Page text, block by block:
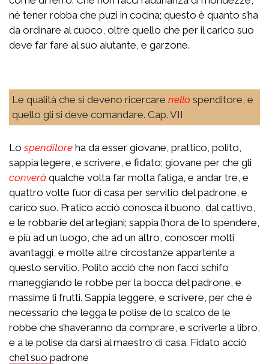
né tener robba che puzi in cocina; questo è quanto s’ha
da ordinare al cuoco, oltre quello che per il carico suo
deve far fare al suo aiutante, e garzone.
Le qualità che si deveno ricercare nello spenditore, e
quello gli si deve comandare. Cap. VII
Lospenditore ha da esser giovane, prattico, polito,
sappia legere, e scrivere, e fidato; giovane per che gli
converà qualche volta far molta fatiga, e andar tre, e
quattro volte fuor di casa per servitio del padrone, e
carico suo. Pratico acciò conosca il buono, dal cattivo,
e le robbarie del artegiani; sappia l’hora de lo spendere,
e più ad un luogo, che ad un altro, conoscer molti
avantaggi, e molte altre circostanze appartente a
questo servitio. Polito acciò che non facci schifo
maneggiando le robbe per la bocca del padrone, e
massime li frutti. Sappia leggere, e scrivere, per che è
necessario che legga le polise de lo scalco de le
robbe che s’haveranno da comprare, e scriverle a libro,
e a le polise da darsi al maestro di casa. Fidato acciò
che’l suo padrone